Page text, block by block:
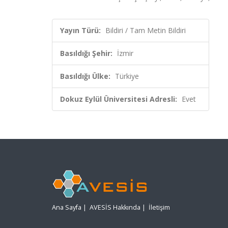
Yayın Türü: Bildiri / Tam Metin Bildiri
Basıldığı Şehir: İzmir
Basıldığı Ülke: Türkiye
Dokuz Eylül Üniversitesi Adresli: Evet
Ana Sayfa | AVESİS Hakkında | İletişim